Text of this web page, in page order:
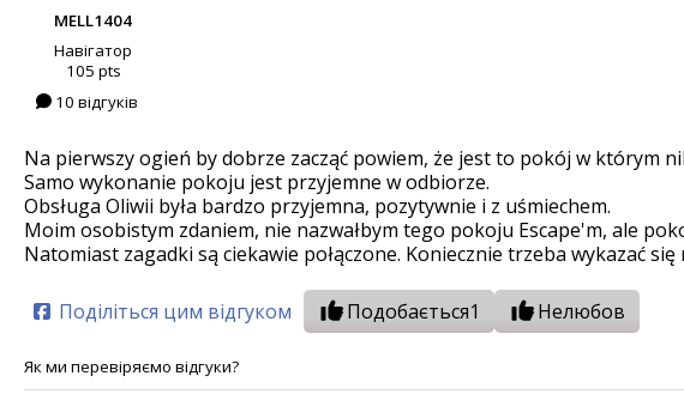
MELL1404
Навігатор
105 pts
10 відгуків
Na pierwszy ogień by dobrze zacząć powiem, że jest to pokój w którym
Samo wykonanie pokoju jest przyjemne w odbiorze.
Obsługa Oliwii była bardzo przyjemna, pozytywnie i z uśmiechem.
Moim osobistym zdaniem, nie nazwałbym tego pokoju Escape'm, ale
Natomiast zagadki są ciekawie połączone. Koniecznie trzeba wykazać
Поділіться цим відгуком Подобається1 Нелюбов
Як ми перевіряємо відгуки?